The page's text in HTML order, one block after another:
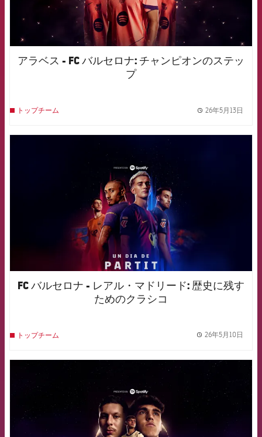
アラベス - FC バルセロナ: チャンピオンのステッ
プ
トップチーム 26年5月13日
FCB Barcelona badge
FC バルセロナ - レアル・マドリード: 歴史に残す
ためのクラシコ
トップチーム 26年5月10日
FCB Barcelona badge